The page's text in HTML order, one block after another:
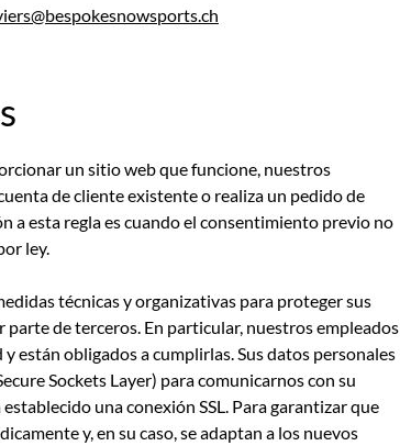
un sitio web que funcione, nuestros
de cliente existente o realiza un pedido de
a esta regla es cuando el consentimiento previo no
ley.
técnicas y organizativas para proteger sus
de terceros. En particular, nuestros empleados
están obligados a cumplirlas. Sus datos personales
Sockets Layer) para comunicarnos con su
una conexión SSL. Para garantizar que
y, en su caso, se adaptan a los nuevos